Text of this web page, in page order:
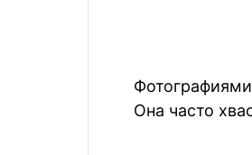
Она часто